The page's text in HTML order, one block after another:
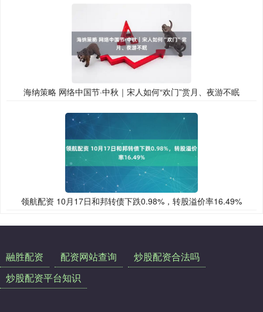
海纳策略 网络中国节·中秋｜宋人如何“欢门”赏月、夜游不眠
领航配资 10月17日和邦转债下跌0.98%，转股溢价率16.49%
融胜配资 配资网站查询
炒股配资合法吗
炒股配资平台知识